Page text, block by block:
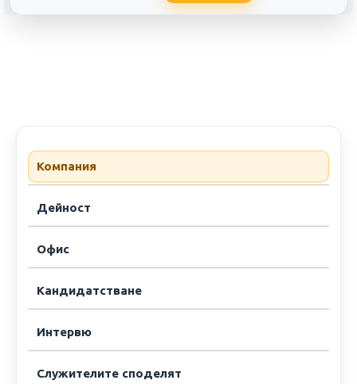
Компания
Дейност
Офис
Кандидатстване
Интервю
Служителите споделят